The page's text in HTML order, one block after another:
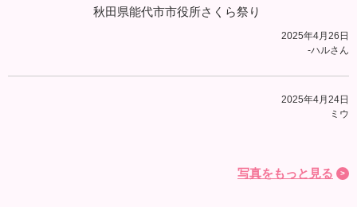
秋田県能代市市役所さくら祭り
2025年4月26日
-ハルさん
2025年4月24日
ミウ
写真をもっと見る